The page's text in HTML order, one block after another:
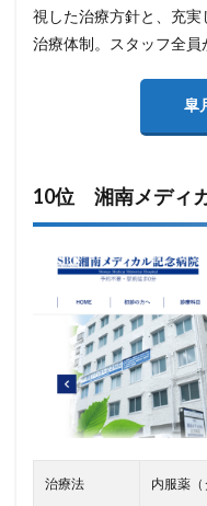
視した治療方針と、充
治療体制。スタッフ全員
皐
10位 湘南メディ
治療法 内服薬（